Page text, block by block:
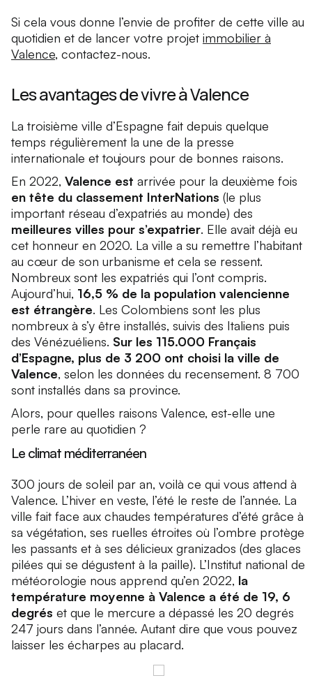
Si cela vous donne l’envie de profiter de cette ville au
quotidien et de lancer votre projet immobilier à
Valence, contactez-nous.
Les avantages de vivre à Valence
La troisième ville d’Espagne fait depuis quelque
temps régulièrement la une de la presse
internationale et toujours pour de bonnes raisons.
En 2022, Valence est arrivée pour la deuxième fois
en tête du classement InterNations (le plus
important réseau d’expatriés au monde) des
meilleures villes pour s’expatrier. Elle avait déjà eu
cet honneur en 2020. La ville a su remettre l’habitant
au cœur de son urbanisme et cela se ressent.
Nombreux sont les expatriés qui l’ont compris.
Aujourd’hui, 16,5 % de la population valencienne
est étrangère. Les Colombiens sont les plus
nombreux à s’y être installés, suivis des Italiens puis
des Vénézuéliens. Sur les 115.000 Français
d’Espagne, plus de 3 200 ont choisi la ville de
Valence, selon les données du recensement. 8 700
sont installés dans sa province.
Alors, pour quelles raisons Valence, est-elle une
perle rare au quotidien ?
Le climat méditerranéen
300 jours de soleil par an, voilà ce qui vous attend à
Valence. L’hiver en veste, l’été le reste de l’année. La
ville fait face aux chaudes températures d’été grâce à
sa végétation, ses ruelles étroites où l’ombre protège
les passants et à ses délicieux granizados (des glaces
pilées qui se dégustent à la paille). L’Institut national de
météorologie nous apprend qu’en 2022, la
température moyenne à Valence a été de 19, 6
degrés et que le mercure a dépassé les 20 degrés
247 jours dans l’année. Autant dire que vous pouvez
laisser les écharpes au placard.